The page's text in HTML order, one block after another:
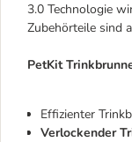
3.0 Technologie
Zubehörteile sind
PetKit
Effizienter
Verlockender